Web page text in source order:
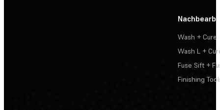
Wash + Cure
Wash L +
Fuse Sift +
Finishing